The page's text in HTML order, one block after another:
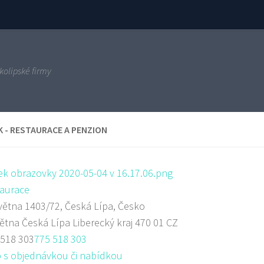
firmy
- RESTAURACE A PENZION
1403/72, Česká Lípa, Česko
Česká Lípa Liberecký kraj 470 01 CZ
303775 518 303
s objednávkou či nabídkou